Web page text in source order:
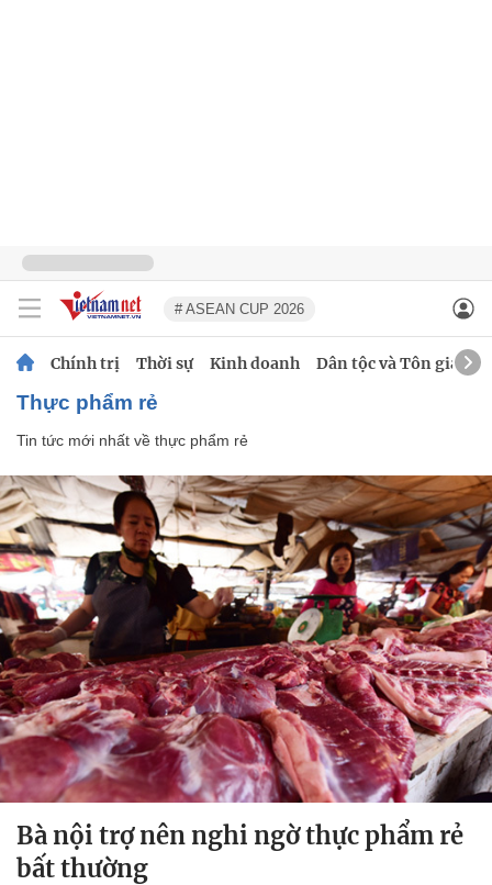
# ASEAN CUP 2026
Chính trị Thời sự Kinh doanh Dân tộc và Tôn giáo
thực phẩm rẻ
Tin tức mới nhất về thực phẩm rẻ
Bà nội trợ nên nghi ngờ thực phẩm rẻ
bất thường